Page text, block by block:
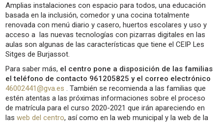
Amplias instalaciones con espacio para todos, una educación
basada en la inclusión, comedor y una cocina totalmente
renovada con menú diario y casero, huertos escolares y uso y
acceso a las nuevas tecnologías con pizarras digitales en las
aulas son algunas de las características que tiene el CEIP Les
Sitges de Burjassot.
Para saber más, el centro pone a disposición de las familias
el teléfono de contacto 961205825 y el correo electrónico
46002441@gva.es . También se recomienda a las familias que
estén atentas a las próximas informaciones sobre el proceso
de matrícula para el curso 2020-2021 que irán apareciendo en
lasweb del centro, así como en la web municipal y la web de la